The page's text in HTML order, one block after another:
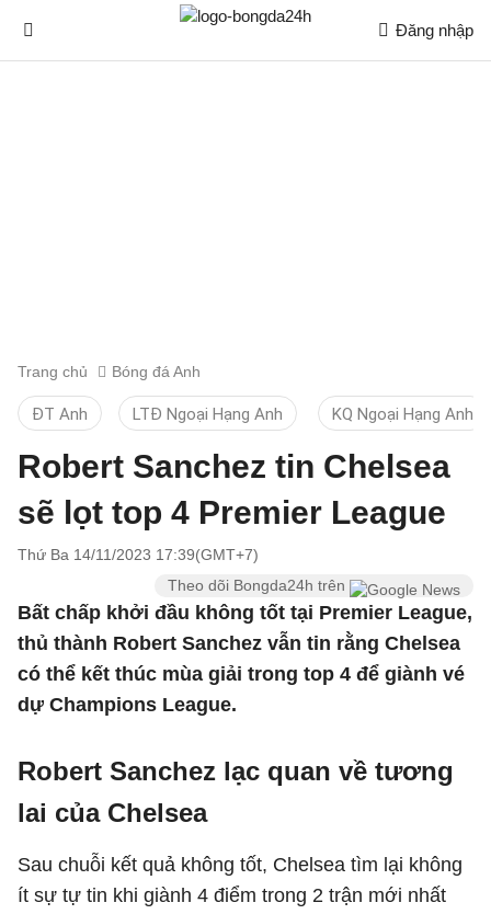
Đăng nhập
Trang chủ Bóng đá Anh
ĐT Anh LTĐ Ngoại Hạng Anh KQ Ngoại Hạng Anh
Robert Sanchez tin Chelsea
sẽ lọt top 4 Premier League
Thứ Ba 14/11/2023 17:39(GMT+7)
Theo dõi Bongda24h trên
Bất chấp khởi đầu không tốt tại Premier League,
thủ thành Robert Sanchez vẫn tin rằng Chelsea
có thể kết thúc mùa giải trong top 4 để giành vé
dự Champions League.
Robert Sanchez lạc quan về tương
lai của Chelsea
Sau chuỗi kết quả không tốt, Chelsea tìm lại không
ít sự tự tin khi giành 4 điểm trong 2 trận mới nhất